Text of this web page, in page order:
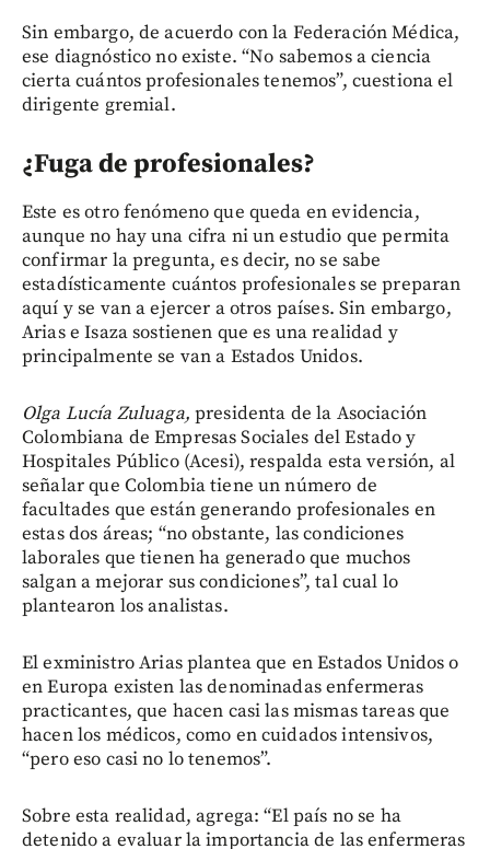
Sin embargo, de acuerdo con la Federación Médica,
ese diagnóstico no existe. “No sabemos a ciencia
cierta cuántos profesionales tenemos”, cuestiona el
dirigente gremial.
¿Fuga de profesionales?
Este es otro fenómeno que queda en evidencia,
aunque no hay una cifra ni un estudio que permita
confirmar la pregunta, es decir, no se sabe
estadísticamente cuántos profesionales se preparan
aquí y se van a ejercer a otros países. Sin embargo,
Arias e Isaza sostienen que es una realidad y
principalmente se van a Estados Unidos.
Olga Lucía Zuluaga, presidenta de la Asociación
Colombiana de Empresas Sociales del Estado y
Hospitales Público (Acesi), respalda esta versión, al
señalar que Colombia tiene un número de
facultades que están generando profesionales en
estas dos áreas; “no obstante, las condiciones
laborales que tienen ha generado que muchos
salgan a mejorar sus condiciones”, tal cual lo
plantearon los analistas.
El exministro Arias plantea que en Estados Unidos o
en Europa existen las denominadas enfermeras
practicantes, que hacen casi las mismas tareas que
hacen los médicos, como en cuidados intensivos,
“pero eso casi no lo tenemos”.
Sobre esta realidad, agrega: “El país no se ha
detenido a evaluar la importancia de las enfermeras